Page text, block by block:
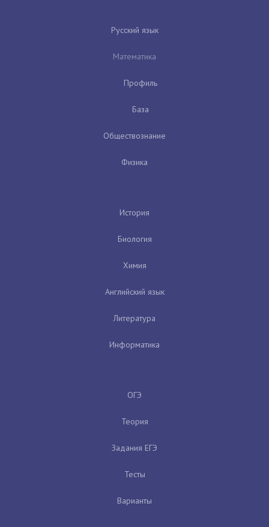
Русский язык
Математика
Профиль
База
Обществознание
Физика
История
Биология
Химия
Английский язык
Литература
Информатика
ОГЭ
Теория
Задания ЕГЭ
Тесты
Варианты